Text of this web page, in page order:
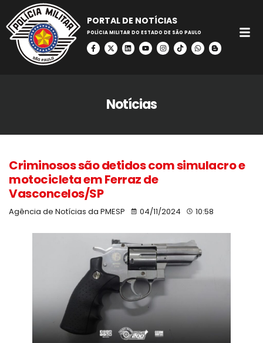
PORTAL DE NOTÍCIAS
POLÍCIA MILITAR DO ESTADO DE SÃO PAULO
Notícias
Criminosos são detidos com simulacro e
motocicleta em Ferraz de
Vasconcelos/SP
Agência de Notícias da PMESP 04/11/2024 10:58